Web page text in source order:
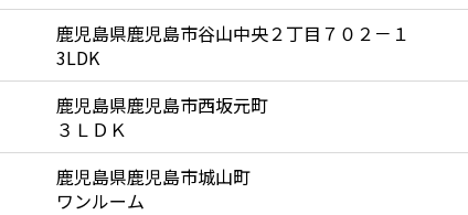
鹿児島県鹿児島市谷山中央２丁目７０２－１
3LDK
鹿児島県鹿児島市西坂元町
３ＬＤＫ
鹿児島県鹿児島市城山町
ワンルーム